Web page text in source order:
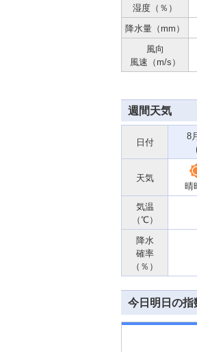
湿度（％）
降水量（mm）
風向
風速（m/s）
週間天気
日付
8
天気
晴
気温
（℃）
降水
確率
（％）
今日明日の指